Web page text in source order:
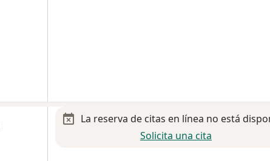
La reserva de citas en línea no está
Solicita una cita